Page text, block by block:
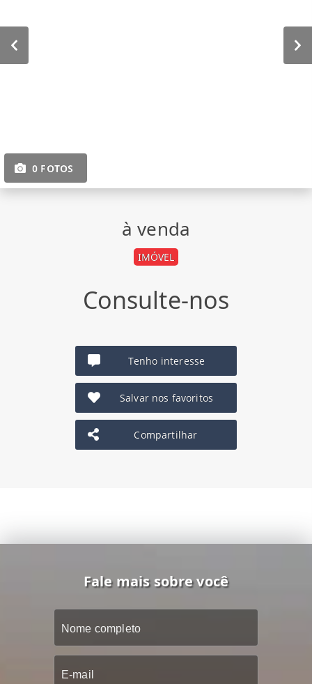
0 FOTOS
à venda
IMÓVEL
Consulte-nos
Tenho interesse
Salvar nos favoritos
Compartilhar
Fale mais sobre você